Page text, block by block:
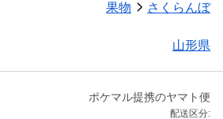
果物 さくらんぼ
山形県
ポケマル提携のヤマト便
配送区分: